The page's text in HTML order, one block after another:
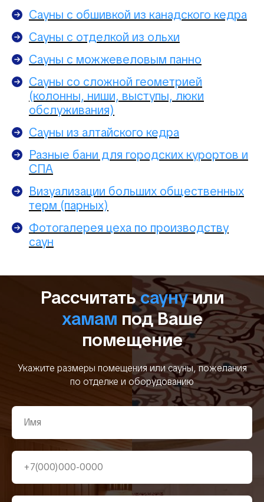
Сауны с обшивкой из канадского кедра
Сауны с отделкой из ольхи
Сауны с можжевеловым панно
Сауны со сложной геометрией
(колонны, ниши, выступы, люки
обслуживания)
Сауны из алтайского кедра
Разные бани для городских курортов и
СПА
Визуализации больших общественных
терм (парных)
Фотогалерея цеха по производству
саун
Рассчитатьсаунуили
хамам под Ваше
помещение
Укажите размеры помещения или сауны, пожелания
по отделке и оборудованию